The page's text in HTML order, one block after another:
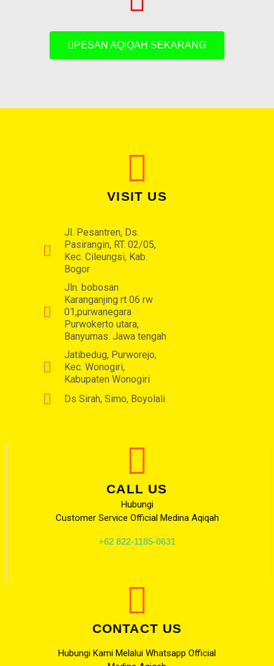
PESAN AQIQAH SEKARANG
VISIT US
Jl. Pesantren, Ds.
Pasirangin, RT. 02/05,
Kec. Cileungsi, Kab.
Bogor
Jln. bobosan
Karanganjing rt 06 rw
01,purwanegara
Purwokerto utara,
Banyumas. Jawa tengah
Jatibedug, Purworejo,
Kec. Wonogiri,
Kabupaten Wonogiri
Ds Sirah, Simo, Boyolali
CALL US
Hubungi
Customer Service Official Medina Aqiqah
+62 822-1185-0631
CONTACT US
Hubungi Kami Melalui Whatsapp Official